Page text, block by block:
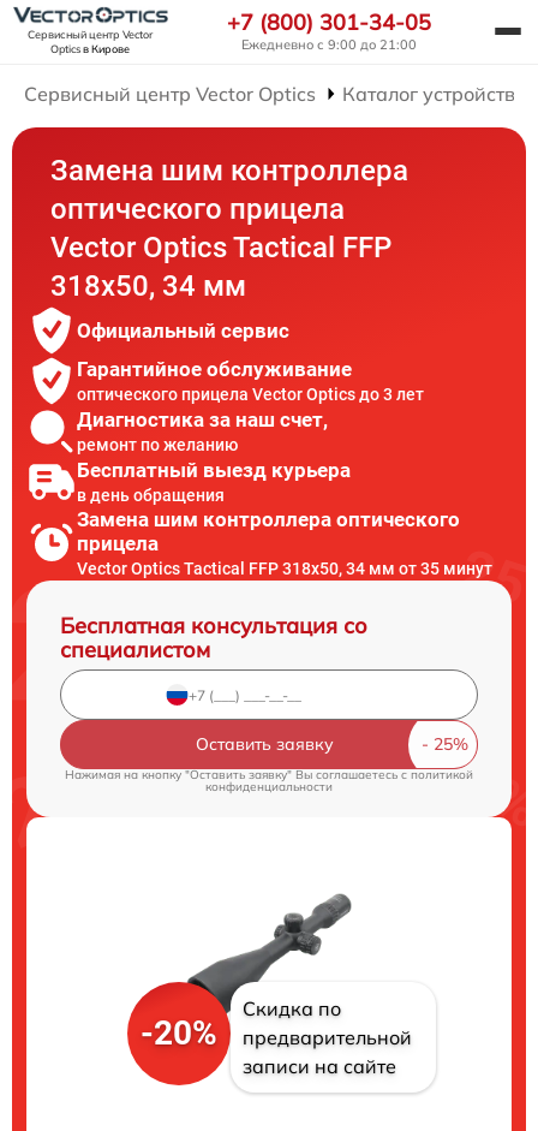
Сервисный центр Vector
Opticsв Кирове
+7 (800) 301-34-05
Ежедневно с 9:00 до 21:00
Сервисный центр Vector Optics Каталог устройств
Замена шим контроллера
оптического прицела
Vector Optics Tactical FFP
318x50, 34 мм
Официальный сервис
Гарантийное обслуживание
оптического прицела Vector Optics до 3 лет
Диагностика за наш счет,
ремонт по желанию
Бесплатный выезд курьера
в день обращения
Замена шим контроллера оптического
прицела
Vector Optics Tactical FFP 318x50, 34 мм от 35 минут
Бесплатная консультация со
специалистом
Оставить заявку
Нажимая на кнопку "Оставить заявку" Вы соглашаетесь c политикой
конфиденциальности
-20%
Скидка по
предварительной
записи на сайте